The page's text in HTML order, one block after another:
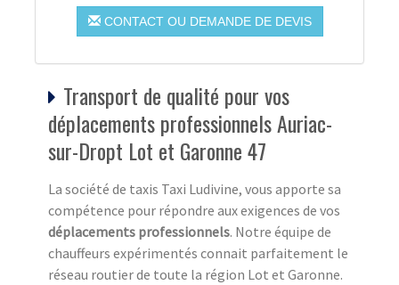
CONTACT OU DEMANDE DE DEVIS
Transport de qualité pour vos
déplacements professionnels Auriac-
sur-Dropt Lot et Garonne 47
La société de taxis Taxi Ludivine, vous apporte sa
compétence pour répondre aux exigences de vos
déplacements professionnels. Notre équipe de
chauffeurs expérimentés connait parfaitement le
réseau routier de toute la région Lot et Garonne.